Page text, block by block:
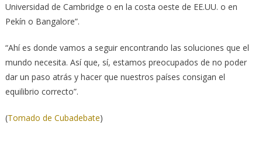
Universidad de Cambridge o en la costa oeste de EE.UU. o en
Pekín o Bangalore”.
“Ahí es donde vamos a seguir encontrando las soluciones que el
mundo necesita. Así que, sí, estamos preocupados de no poder
dar un paso atrás y hacer que nuestros países consigan el
equilibrio correcto”.
(Tomado de Cubadebate)